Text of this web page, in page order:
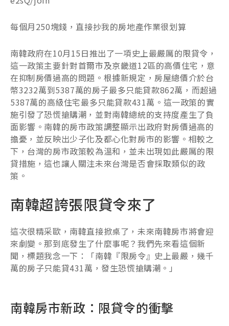
每個月250塊錢，直接抄我的房地產作業很划算
南韓政府在10月15日推出了一項史上最嚴厲的限貸令，
這一政策主要針對首爾市及京畿道12區的高價住宅，意
在抑制房價過高的問題。根據新規定，房屋總價介於台
幣3232萬到5387萬的房子最多只能貸款862萬，而超過
5387萬的高級住宅最多只能貸款431萬。這一政策的實
施引發了恐慌搶購潮，並對南韓總統的支持度產生了負
面影響。南韓的房市政策調整顯示出政府對房價過高的
擔憂，並反映出少子化及都心化對房市的影響。相較之
下，台灣的房市政策較為溫和，並未出現如此嚴厲的限
貸措施，這也讓人關注未來台灣是否會採取類似的政
策。
南韓超誇張限貸令來了
這次很精采歐，南韓直接掀桌了，未來南韓房市將會迎
來劇變。那到底發生了什麼事呢？我們先來看這個新
聞，標題我念一下：「南韓『限房令』史上最嚴，幾千
萬的房子只能貸431萬，發生恐慌搶購潮。」
南韓房市新政：限貸令的衝擊